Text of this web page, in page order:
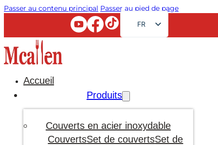
Passer au contenu principal Passer au pied de page
FR
EN
PT
Accueil
Produits
Couverts en acier inoxydable
CouvertsSet de couvertsSet de